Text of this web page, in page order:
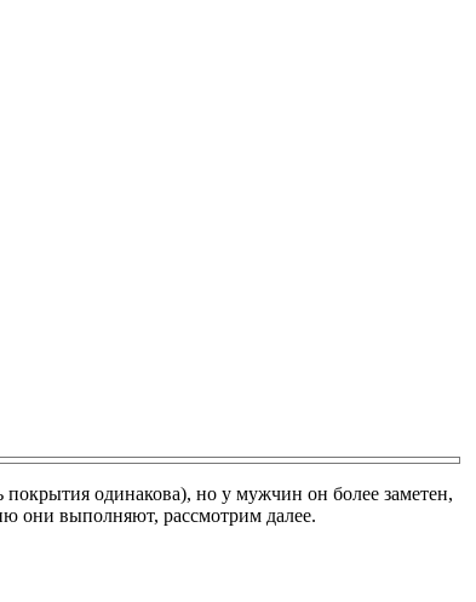
одинакова), но у мужчин он более заметен,
они выполняют, рассмотрим далее.